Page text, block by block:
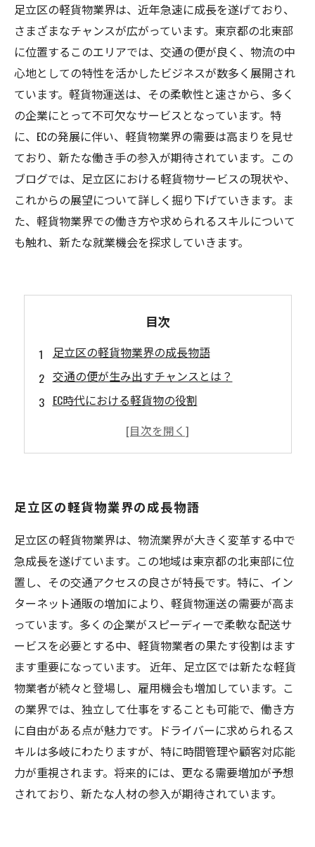
足立区の軽貨物業界は、近年急速に成長を遂げており、
さまざまなチャンスが広がっています。東京都の北東部
に位置するこのエリアでは、交通の便が良く、物流の中
心地としての特性を活かしたビジネスが数多く展開され
ています。軽貨物運送は、その柔軟性と速さから、多く
の企業にとって不可欠なサービスとなっています。特
に、ECの発展に伴い、軽貨物業界の需要は高まりを見せ
ており、新たな働き手の参入が期待されています。この
ブログでは、足立区における軽貨物サービスの現状や、
これからの展望について詳しく掘り下げていきます。ま
た、軽貨物業界での働き方や求められるスキルについて
も触れ、新たな就業機会を探求していきます。
目次
足立区の軽貨物業界の成長物語
交通の便が生み出すチャンスとは？
EC時代における軽貨物の役割
軽貨物業界で求められるスキルと働き方
足立区の軽貨物業界の成長物語
足立区の軽貨物業界は、物流業界が大きく変革する中で
急成長を遂げています。この地域は東京都の北東部に位
置し、その交通アクセスの良さが特長です。特に、イン
ターネット通販の増加により、軽貨物運送の需要が高ま
っています。多くの企業がスピーディーで柔軟な配送サ
ービスを必要とする中、軽貨物業者の果たす役割はます
ます重要になっています。 近年、足立区では新たな軽貨
物業者が続々と登場し、雇用機会も増加しています。こ
の業界では、独立して仕事をすることも可能で、働き方
に自由がある点が魅力です。ドライバーに求められるス
キルは多岐にわたりますが、特に時間管理や顧客対応能
力が重視されます。将来的には、更なる需要増加が予想
されており、新たな人材の参入が期待されています。